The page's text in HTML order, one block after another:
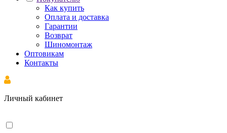
Как купить
Оплата и доставка
Гарантии
Возврат
Шиномонтаж
Оптовикам
Контакты
Личный кабинет